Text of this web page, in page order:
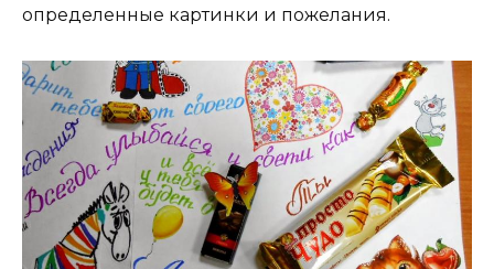
определенные картинки и пожелания.